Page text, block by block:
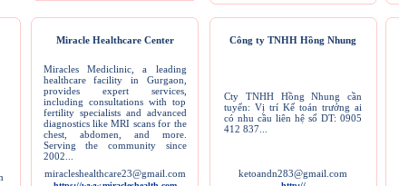
Miracle Healthcare Center
Miracles Mediclinic, a leading
healthcare facility in Gurgaon,
provides expert services,
including consultations with top
fertility specialists and advanced
diagnostics like MRI scans for the
chest, abdomen, and more.
Serving the community since
2002...
miracleshealthcare23@gmail.com
Công ty TNHH Hồng Nhung
Cty TNHH Hồng Nhung cần
tuyển: Vị trí Kế toán trưởng ai
có nhu cầu liên hệ số DT: 0905
412 837...
ketoandn283@gmail.com